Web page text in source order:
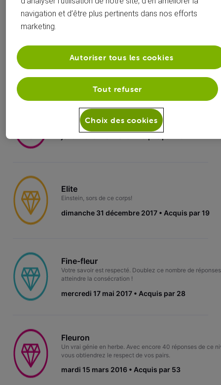
Créateur
Au service des autres.
Elite
Einstein, sors de ce corps!
dimanche 31 décembre 2017 Acquis par 19
Fine-fleur
Votre savoir est respecté. Doublez ce nombre de
atteindre la consécration !
mercredi 17 mai 2017 Acquis par 28
Fleuron
Un vrai génie en herbe. Avec encore 40 réponses de ce
vous obtiendrez le respect de vos pairs.
mardi 15 mars 2016 Acquis par 53
navigation et d’être plus pertinents dans nos efforts
marketing.
Tout refuser
Autoriser tous les cookies
Choix des cookies